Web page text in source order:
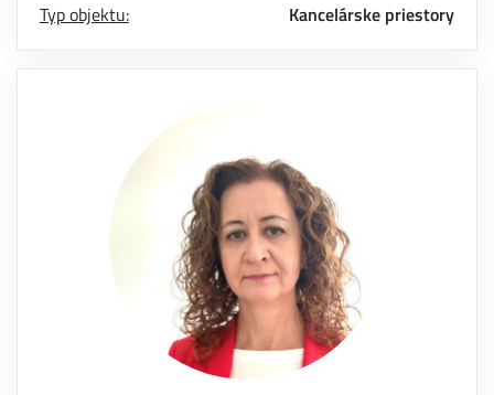
Typ objektu:
Kancelárske priestory